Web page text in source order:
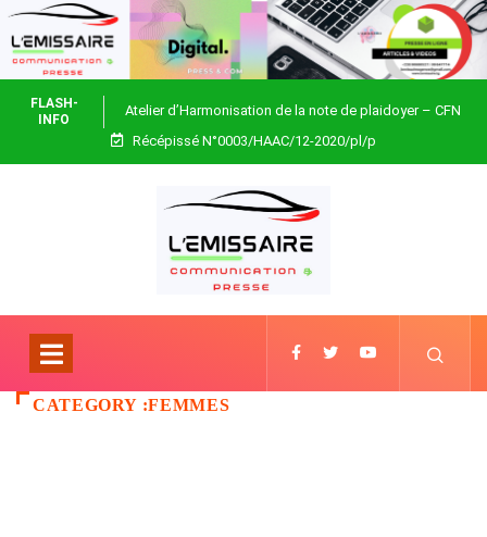
FLASH-
INFO
Atelier d’Harmonisation de la note de plaidoyer – CFN
Togo
Récépissé N°0003/HAAC/12-2020/pl/p
CATEGORY :FEMMES